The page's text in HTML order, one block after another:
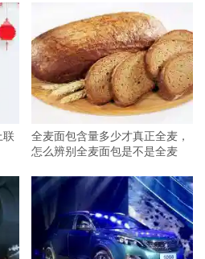
联
全麦面包含量多少才真正全麦，
怎么辨别全麦面包是不是全麦